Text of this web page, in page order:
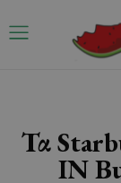
Τα
IN